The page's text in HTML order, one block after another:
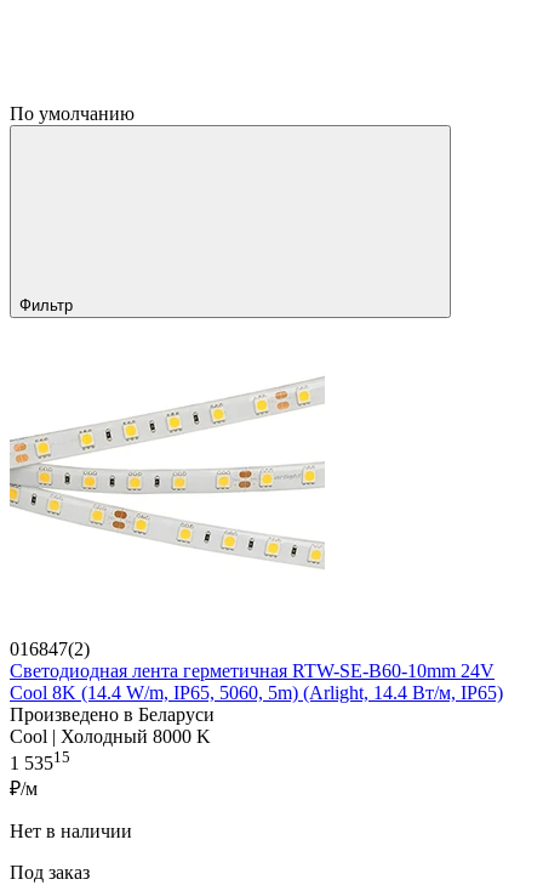
По умолчанию
Фильтр
016847(2)
Светодиодная лента герметичная RTW-SE-B60-10mm 24V
Cool 8K (14.4 W/m, IP65, 5060, 5m) (Arlight, 14.4 Вт/м, IP65)
Произведено в Беларуси
Cool | Холодный 8000 K
1 53515
₽/м
Нет в наличии
Под заказ